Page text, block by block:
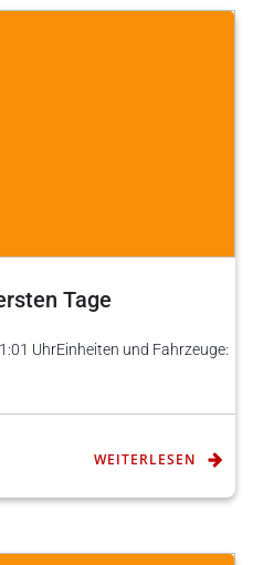
Tage
UhrEinheiten und Fahrzeuge:
WEITERLESEN